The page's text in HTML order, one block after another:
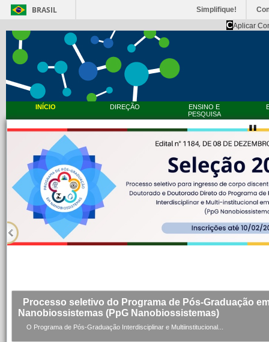
BRASIL Simplifique!
CAplicar
INÍCIO DIREÇÃO
ENSINO E
PESQUISA
revista Minerva
REVISTA MINERVA Mais do que uma revista, a Minerva é o primeiro passo de um...